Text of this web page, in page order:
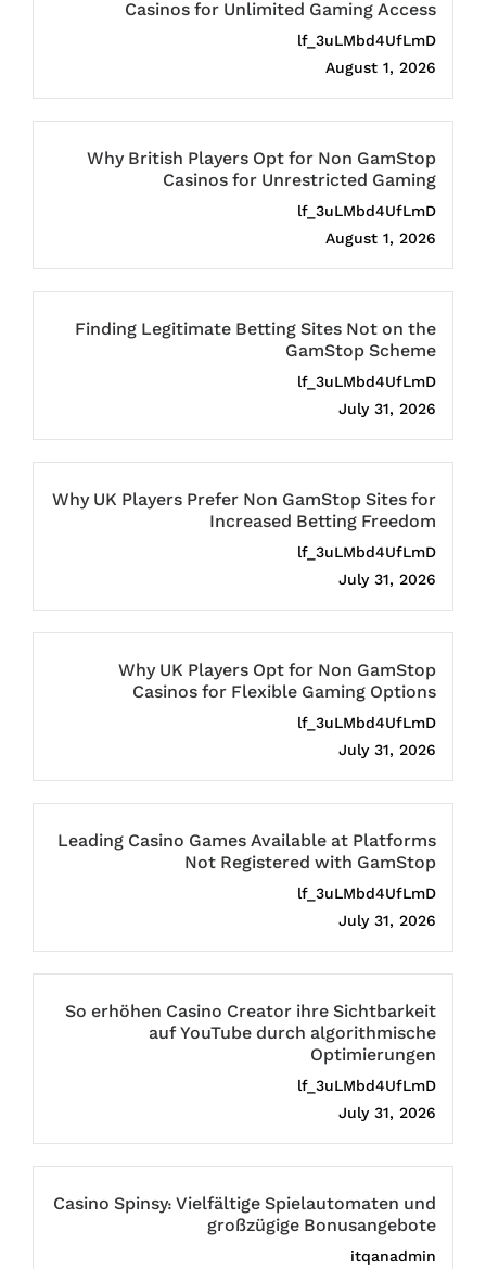
Casinos for Unlimited Gaming Access
lf_3uLMbd4UfLmD
August 1, 2026
Why British Players Opt for Non GamStop
Casinos for Unrestricted Gaming
lf_3uLMbd4UfLmD
August 1, 2026
Finding Legitimate Betting Sites Not on the
GamStop Scheme
lf_3uLMbd4UfLmD
July 31, 2026
Why UK Players Prefer Non GamStop Sites for
Increased Betting Freedom
lf_3uLMbd4UfLmD
July 31, 2026
Why UK Players Opt for Non GamStop
Casinos for Flexible Gaming Options
lf_3uLMbd4UfLmD
July 31, 2026
Leading Casino Games Available at Platforms
Not Registered with GamStop
lf_3uLMbd4UfLmD
July 31, 2026
So erhöhen Casino Creator ihre Sichtbarkeit
auf YouTube durch algorithmische
Optimierungen
lf_3uLMbd4UfLmD
July 31, 2026
Casino Spinsy: Vielfältige Spielautomaten und
großzügige Bonusangebote
itqanadmin